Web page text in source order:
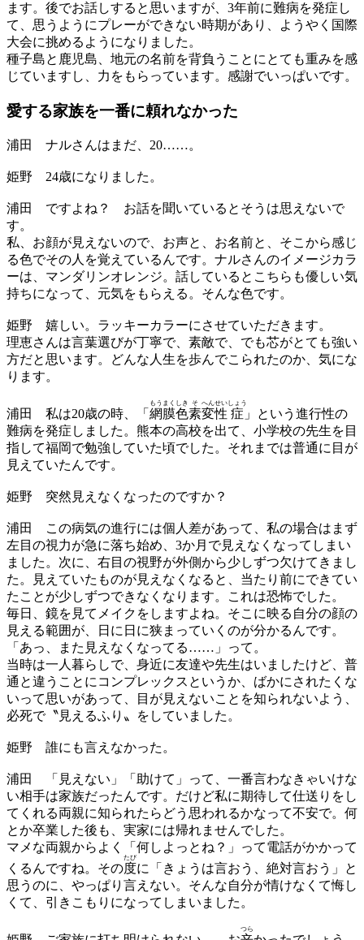
ます。後でお話しすると思いますが、3年前に難病を発症し
て、思うようにプレーができない時期があり、ようやく国際
大会に挑めるようになりました。
種子島と鹿児島、地元の名前を背負うことにとても重みを感
じていますし、力をもらっています。感謝でいっぱいです。
愛する家族を一番に頼れなかった
浦田 ナルさんはまだ、20……。
姫野 24歳になりました。
浦田
ですよね？ お話を聞いているとそうは思えないで
す。
私、お顔が見えないので、お声と、お名前と、そこから感じ
る色でその人を覚えているんです。ナルさんのイメージカラ
ーは、マンダリンオレンジ。話しているとこちらも優しい気
持ちになって、元気をもらえる。そんな色です。
姫野 嬉しい。ラッキーカラーにさせていただきます。
理恵さんは言葉選びが丁寧で、素敵で、でも芯がとても強い
方だと思います。どんな人生を歩んでこられたのか、気にな
ります。
浦田 私は20歳の時、「 網
もう
膜
まく
色
しき
素
そ
変
へん
性
せい
症
しょう
」という進行性の
難病を発症しました。熊本の高校を出て、小学校の先生を目
指して福岡で勉強していた頃でした。それまでは普通に目が
見えていたんです。
姫野 突然見えなくなったのですか？
浦田
この病気の進行には個人差があって、私の場合はまず
左目の視力が急に落ち始め、3か月で見えなくなってしまい
ました。次に、右目の視野が外側から少しずつ欠けてきまし
た。見えていたものが見えなくなると、当たり前にできてい
たことが少しずつできなくなります。これは恐怖でした。
毎日、鏡を見てメイクをしますよね。そこに映る自分の顔の
見える範囲が、日に日に狭まっていくのが分かるんです。
「あっ、また見えなくなってる……」って。
当時は一人暮らしで、身近に友達や先生はいましたけど、普
通と違うことにコンプレックスというか、ばかにされたくな
いって思いがあって、目が見えないことを知られないよう、
必死で〝見えるふり〟をしていました。
姫野 誰にも言えなかった。
浦田
「見えない」「助けて」って、一番言わなきゃいけな
い相手は家族だったんです。だけど私に期待して仕送りをし
てくれる両親に知られたらどう思われるかなって不安で。何
とか卒業した後も、実家には帰れませんでした。
マメな両親からよく「何しよっとね？」って電話がかかって
くるんですね。その度
たび
に「きょうは言おう、絶対言おう」と
思うのに、やっぱり言えない。そんな自分が情けなくて悔し
くて、引きこもりになってしまいました。
つら